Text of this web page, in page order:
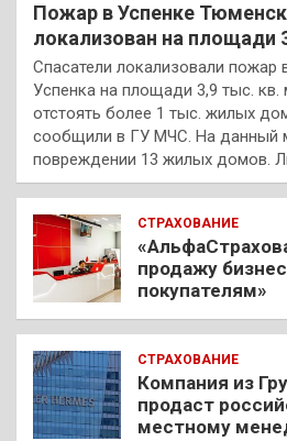
Пожар в Успенке
локализован на площади
Спасатели локализовали пожар
Успенка на площади 3,9 тыс.
отстоять более 1 тыс. жилых
сообщили в ГУ МЧС. На данный
повреждении 13 жилых домов.
СТРАХОВАНИЕ
продажу
покупателям»
СТРАХОВАНИЕ
Компания из
продаст
местному